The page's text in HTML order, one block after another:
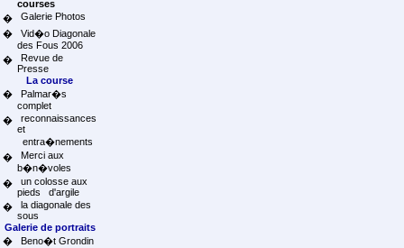
courses
�
Galerie Photos
�
Vid�o Diagonale
des Fous 2006
�
Revue de
Presse
La course
�
Palmar�s
complet
�
reconnaissances
et
entra�nements
�
Merci aux
b�n�voles
�
un colosse aux
pieds d'argile
�
la diagonale des
sous
Galerie de portraits
�
Beno�t Grondin